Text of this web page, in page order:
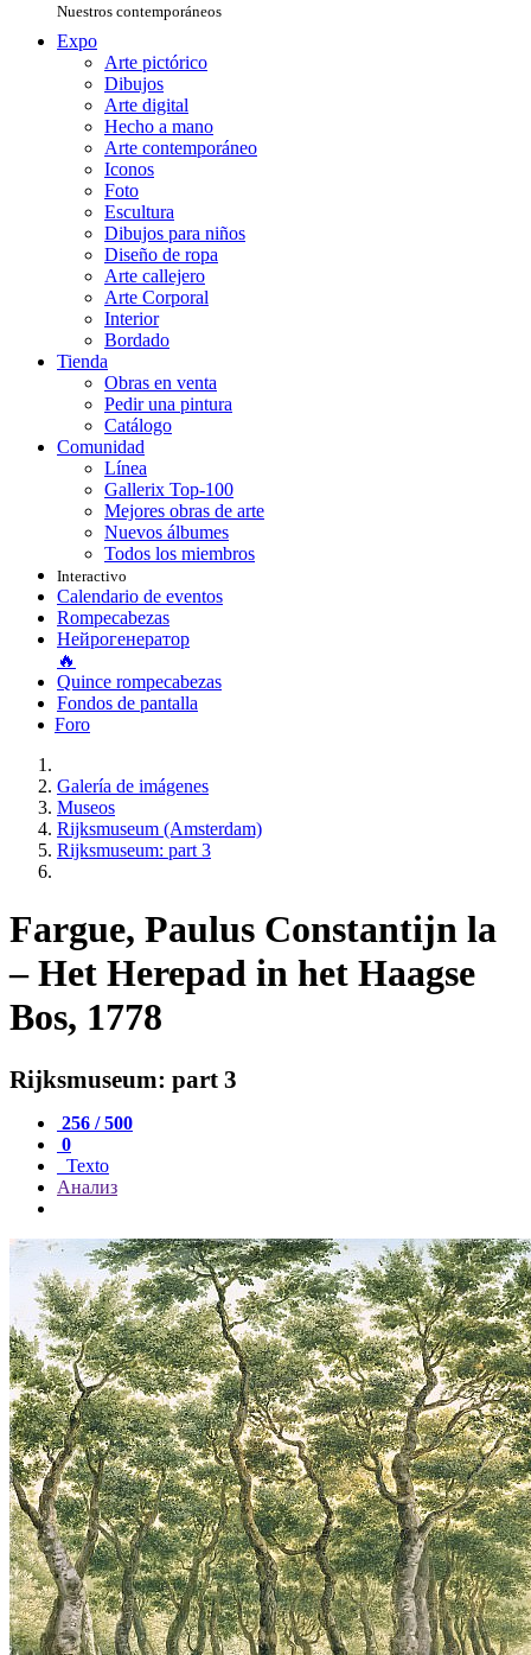
Nuestros contemporáneos
Expo
Arte pictórico
Dibujos
Arte digital
Hecho a mano
Arte contemporáneo
Iconos
Foto
Escultura
Dibujos para niños
Diseño de ropa
Arte callejero
Arte Corporal
Interior
Bordado
Tienda
Obras en venta
Pedir una pintura
Catálogo
Comunidad
Línea
Gallerix Top-100
Mejores obras de arte
Nuevos álbumes
Todos los miembros
Interactivo
Calendario de eventos
Rompecabezas
Нейрогенератор
🔥
Quince rompecabezas
Fondos de pantalla
Foro
Galería de imágenes
Museos
Rijksmuseum (Amsterdam)
Rijksmuseum: part 3
Fargue, Paulus Constantijn la
– Het Herepad in het Haagse
Bos, 1778
Rijksmuseum: part 3
256 / 500
0
Texto
Анализ